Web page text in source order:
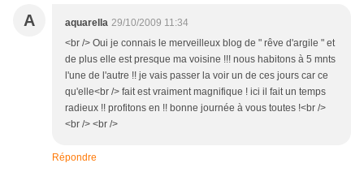
A aquarella 29/10/2009 11:34
<br /> Oui je connais le merveilleux blog de " rêve d'argile " et
de plus elle est presque ma voisine !!! nous habitons à 5 mnts
l'une de l'autre !! je vais passer la voir un de ces jours car ce
qu'elle<br /> fait est vraiment magnifique ! ici il fait un temps
radieux !! profitons en !! bonne journée à vous toutes !<br />
<br /> <br />
Répondre